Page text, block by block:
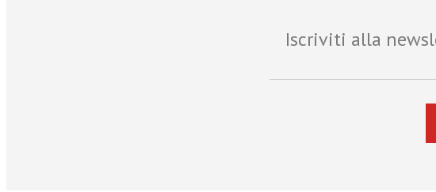
Iscriviti alla